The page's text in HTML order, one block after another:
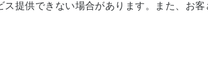
提供できない場合があります。また、お客